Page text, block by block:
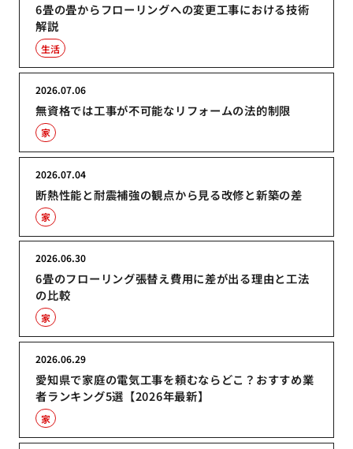
6畳の畳からフローリングへの変更工事における技術
解説
生活
無資格では工事が不可能なリフォームの法的制限
2026.07.06
家
断熱性能と耐震補強の観点から見る改修と新築の差
2026.07.04
家
6畳のフローリング張替え費用に差が出る理由と工法
の比較
2026.06.30
家
愛知県で家庭の電気工事を頼むならどこ？おすすめ業
者ランキング5選【2026年最新】
2026.06.29
家